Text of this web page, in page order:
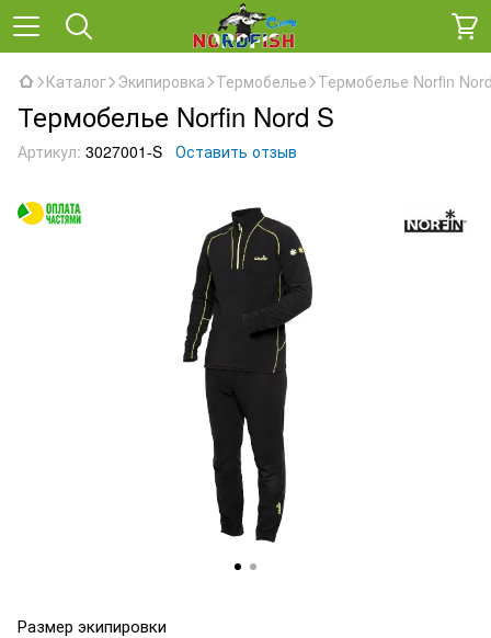
Каталог Экипировка Термобелье Термобелье Norfin
Термобелье Norfin Nord S
Артикул: 3027001-S Оставить отзыв
Размер экипировки